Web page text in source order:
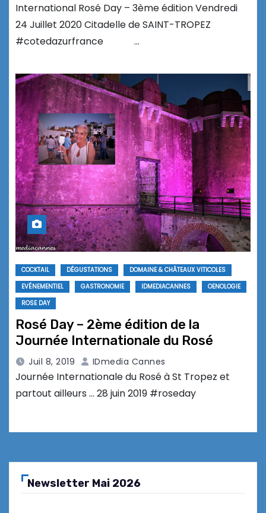
International Rosé Day – 3ème édition Vendredi
24 Juillet 2020 Citadelle de SAINT-TROPEZ
#cotedazurfrance …
COCKTAIL DÉGUSTATIONS
DOMAINE & CHÂTEAUX VITICOLES
EVÉNEMENTIEL
GASTRONOMIE IDMEDIACANNES
OENOLOGIE
ROSE DAY
Rosé Day – 2ème édition de la
Journée Internationale du Rosé
Juil 8, 2019 IDmedia Cannes
Journée Internationale du Rosé à St Tropez et
partout ailleurs … 28 juin 2019 #roseday
Newsletter Mai 2026